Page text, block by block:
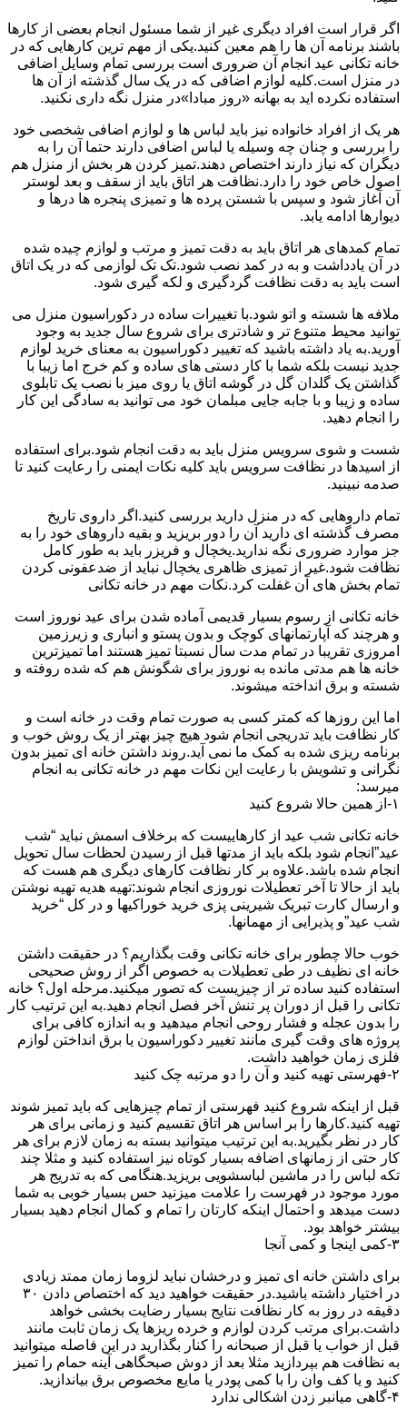
اگر قرار است افراد دیگری غیر از شما مسئول انجام بعضی از کارها
باشند برنامه آن ها را هم معین کنید.یکی از مهم ترین کارهایی که در
خانه تکانی عید انجام آن ضروری است بررسی تمام وسایل اضافی
در منزل است.کلیه لوازم اضافی که در یک سال گذشته از آن ها
استفاده نکرده اید به بهانه «روز مبادا»در منزل نگه داری نکنید.
هر یک از افراد خانواده نیز باید لباس ها و لوازم اضافی شخصی خود
را بررسی و چنان چه وسیله یا لباس اضافی دارند حتما آن را به
دیگران که نیاز دارند اختصاص دهند.تمیز کردن هر بخش از منزل هم
اصول خاص خود را دارد.نظافت هر اتاق باید از سقف و بعد لوستر
آن آغاز شود و سپس با شستن پرده ها و تمیزی پنجره ها درها و
دیوارها ادامه یابد.
تمام کمدهای هر اتاق باید به دقت تمیز و مرتب و لوازم چیده شده
در آن یادداشت و به در کمد نصب شود.تک تک لوازمی که در یک اتاق
است باید به دقت نظافت گردگیری و لکه گیری شود.
ملافه ها شسته و اتو شود.با تغییرات ساده در دکوراسیون منزل می
توانید محیط متنوع تر و شادتری برای شروع سال جدید به وجود
آورید.به یاد داشته باشید که تغییر دکوراسیون به معنای خرید لوازم
جدید نیست بلکه شما با کار دستی های ساده و کم خرج اما زیبا با
گذاشتن یک گلدان گل در گوشه اتاق یا روی میز با نصب یک تابلوی
ساده و زیبا و با جابه جایی مبلمان خود می توانید به سادگی این کار
را انجام دهید.
شست و شوی سرویس منزل باید به دقت انجام شود.برای استفاده
از اسیدها در نظافت سرویس باید کلیه نکات ایمنی را رعایت کنید تا
صدمه نبینید.
تمام داروهایی که در منزل دارید بررسی کنید.اگر داروی تاریخ
مصرف گذشته ای دارید آن را دور بریزید و بقیه داروهای خود را به
جز موارد ضروری نگه ندارید.یخچال و فریزر باید به طور کامل
نظافت شود.غیر از تمیزی ظاهری یخچال نباید از ضدعفونی کردن
تمام بخش های آن غفلت کرد.نکات مهم در خانه تکانی
خانه تکانی از رسوم بسیار قدیمی آماده شدن برای عید نوروز است
و هرچند که آپارتمانهای کوچک و بدون پستو و انباری و زیرزمین
امروزی تقریبا در تمام مدت سال نسبتا تمیز هستند اما تمیزترین
خانه ها هم مدتی مانده به نوروز برای شگونش هم که شده روفته و
شسته و برق انداخته میشوند.
اما این روزها که کمتر کسی به صورت تمام وقت در خانه است و
کار نظافت باید تدریجی انجام شود هیچ چیز بهتر از یک روش خوب و
برنامه ریزی شده به کمک ما نمی آید.روند داشتن خانه ای تمیز بدون
نگرانی و تشویش با رعایت این نکات مهم در خانه تکانی به انجام
میرسد:
۱-از همین حالا شروع کنید
خانه تکانی شب عید از کارهاییست که برخلاف اسمش نباید “شب
عید”انجام شود بلکه باید از مدتها قبل از رسیدن لحظات سال تحویل
انجام شده باشد.علاوه بر کار نظافت کارهای دیگری هم هست که
باید از حالا تا آخر تعطیلات نوروزی انجام شوند:تهیه هدیه تهیه نوشتن
و ارسال کارت تبریک شیرینی پزی خرید خوراکیها و در کل “خرید
شب عید”و پذیرایی از مهمانها.
خوب حالا چطور برای خانه تکانی وقت بگذاریم؟ در حقیقت داشتن
خانه ای نظیف در طی تعطیلات به خصوص اگر از روش صحیحی
استفاده کنید ساده تر از چیزیست که تصور میکنید.مرحله اول؟ خانه
تکانی را قبل از دوران پر تنش آخر فصل انجام دهید.به این ترتیب کار
را بدون عجله و فشار روحی انجام میدهید و به اندازه کافی برای
پروژه های وقت گیری مانند تغییر دکوراسیون یا برق انداختن لوازم
فلزی زمان خواهید داشت.
۲-فهرستی تهیه کنید و آن را دو مرتبه چک کنید
قبل از اینکه شروع کنید فهرستی از تمام چیزهایی که باید تمیز شوند
تهیه کنید.کارها را بر اساس هر اتاق تقسیم کنید و زمانی برای هر
کار در نظر بگیرید.به این ترتیب میتوانید بسته به زمان لازم برای هر
کار حتی از زمانهای اضافه بسیار کوتاه نیز استفاده کنید و مثلا چند
تکه لباس را در ماشین لباسشویی بریزید.هنگامی که به تدریج هر
مورد موجود در فهرست را علامت میزنید حس بسیار خوبی به شما
دست میدهد و احتمال اینکه کارتان را تمام و کمال انجام دهید بسیار
بیشتر خواهد بود.
۳-کمی اینجا و کمی آنجا
برای داشتن خانه ای تمیز و درخشان نباید لزوما زمان ممتد زیادی
در اختیار داشته باشید.در حقیقت خواهید دید که اختصاص دادن ۳۰
دقیقه در روز به کار نظافت نتایج بسیار رضایت بخشی خواهد
داشت.برای مرتب کردن لوازم و خرده ریزها یک زمان ثابت مانند
قبل از خواب یا قبل از صبحانه را کنار بگذارید در این فاصله میتوانید
به نظافت هم بپردازید مثلا بعد از دوش صبحگاهی آینه حمام را تمیز
کنید و یا کف وان را با کمی پودر یا مایع مخصوص برق بیاندازید.
۴-گاهی میانبر زدن اشکالی ندارد